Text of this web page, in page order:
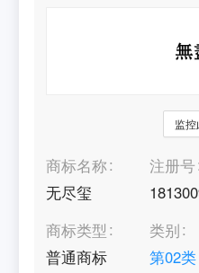
监
商标名称
无尽玺
注册号
商标类型
普通商标
类别
第02类